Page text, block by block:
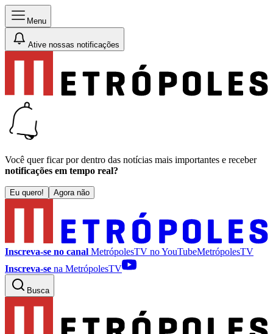
Menu
Ative nossas notificações
Você quer ficar por dentro das notícias mais importantes e receber
notificações em tempo real?
Eu quero! Agora não
Inscreva-se no canal MetrópolesTV noYouTubeMetrópolesTV
Inscreva-se na MetrópolesTV
Busca